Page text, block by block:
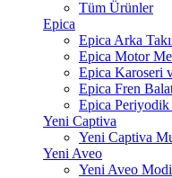
Tüm Ürünler
Epica
Epica Arka
Epica Motor
Epica Karoseri
Epica Fren
Epica Periyodik
Yeni Captiva
Yeni Captiva
Yeni Aveo
Yeni Aveo